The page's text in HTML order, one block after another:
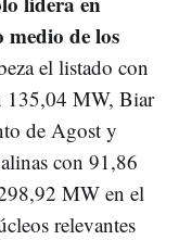
de los
el listado con
135,04 MW, Biar
de Agost y
con 91,86
MW en el
relevantes